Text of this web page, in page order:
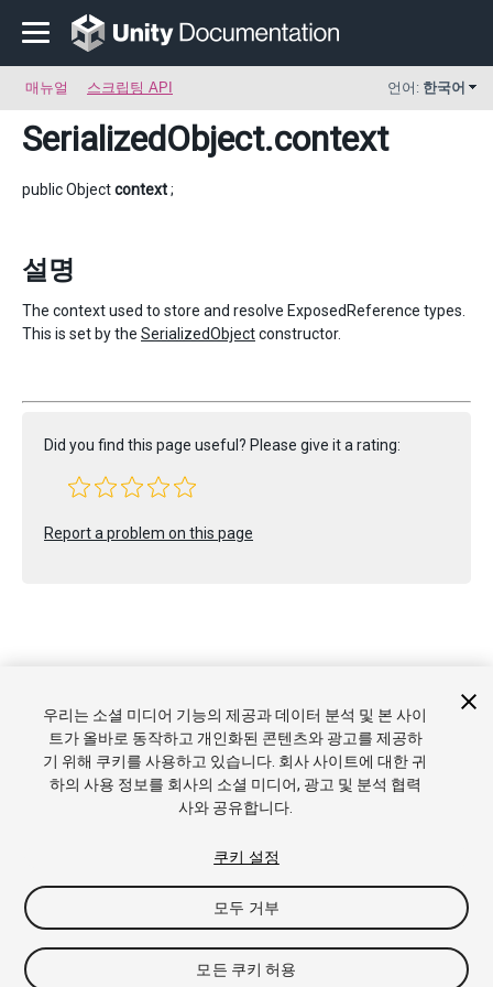
매뉴얼 스크립팅 API 언어: 한국어
SerializedObject.context
public Objectcontext;
설명
The context used to store and resolve ExposedReference types.
This is set by the SerializedObjectconstructor.
Did you find this page useful? Please give it a rating:
Report a problem on this page
튜토리얼
커뮤니티 답변 기술 자료 포럼 에셋 스토어
및 이용약관
법률정보 개인정보처리방침 쿠키
내 개인정보 판
매 금지
쿠키 기본 설정
우리는 소셜 미디어 기능의 제공과 데이터 분석 및 본 사이
트가 올바로 동작하고 개인화된 콘텐츠와 광고를 제공하
기 위해 쿠키를 사용하고 있습니다. 회사 사이트에 대한 귀
하의 사용 정보를 회사의 소셜 미디어, 광고 및 분석 협력
사와 공유합니다.
쿠키 설정
모두 거부
모든 쿠키 허용